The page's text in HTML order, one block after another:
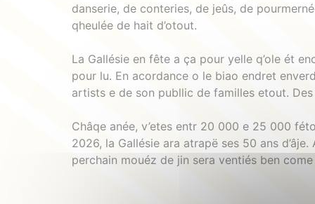
danserie, de conteries, de jeûs, de
qheulée de hait d’otout.
La Gallésie en fête a ça pour yelle q’ole ét
pour lu. En acordance o le biao endret
artists e de son publlic de familles etout. Des
Châqe anée, v’etes entr 20 000 e 25 000
2026, la Gallésie ara atrapë ses 50 ans
perchain mouéz de jin sera ventiés ben come